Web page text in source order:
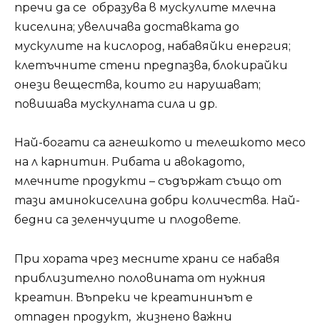
пречи да се образува в мускулите млечна
киселина; увеличава доставката до
мускулите на кислород, набавяйки енергия;
клетъчните стени предпазва, блокирайки
онези вещества, които ги нарушават;
повишава мускулната сила и др.
Най-богати са агнешкото и телешкото месо
на л карнитин. Рибата и авокадото,
млечните продукти – съдържат също от
тази аминокиселина добри количества. Най-
бедни са зеленчуците и плодовете.
При хората чрез месните храни се набавя
приблизително половината от нужния
креатин. Въпреки че креатининът е
отпаден продукт, жизнено важни